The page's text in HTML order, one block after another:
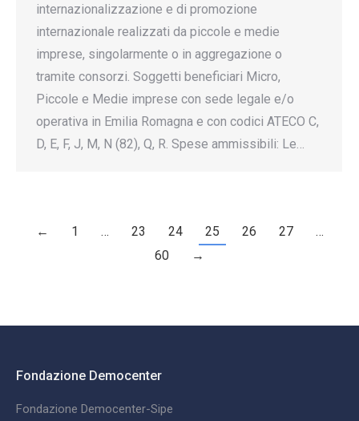
internazionalizzazione e di promozione
internazionale realizzati da piccole e medie
imprese, singolarmente o in aggregazione o
tramite consorzi. Soggetti beneficiari Micro,
Piccole e Medie imprese con sede legale e/o
operativa in Emilia Romagna e con codici ATECO C,
D, E, F, J, M, N (82), Q, R. Spese ammissibili: Le…
← 1 … 23 24 25 26 27
…
60
→
Fondazione Democenter
Fondazione Democenter-Sipe